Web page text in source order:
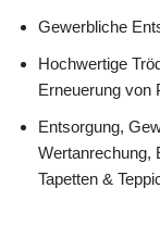
Gewerbliche
Hochwertige
Erneuerung von
Entsorgung,
Wertanrechung,
Tapetten &